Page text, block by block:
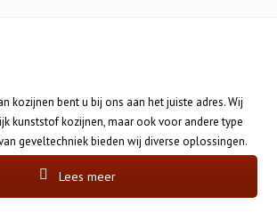
kozijnen bent u bij ons aan het juiste adres. Wij
kunststof kozijnen, maar ook voor andere type
geveltechniek bieden wij diverse oplossingen.
Lees meer